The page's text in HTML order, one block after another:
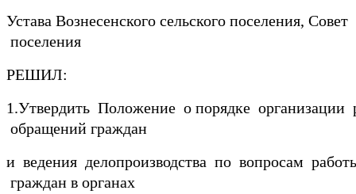
Устава Вознесенского сельского поселения,
поселения
РЕШИЛ:
1.Утвердить Положение о порядке организации
обращений граждан
и ведения делопроизводства по вопросам
граждан в органах